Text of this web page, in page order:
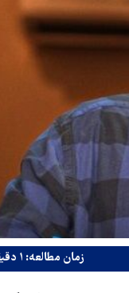
زمان مطالعه: ۱ دقیقه